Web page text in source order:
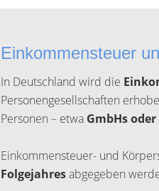
Einkommensteuer
In Deutschland wird die
Personengesellschaften
Personen – etwa GmbHs oder
Einkommensteuer- und
Folgejahresabgegeben